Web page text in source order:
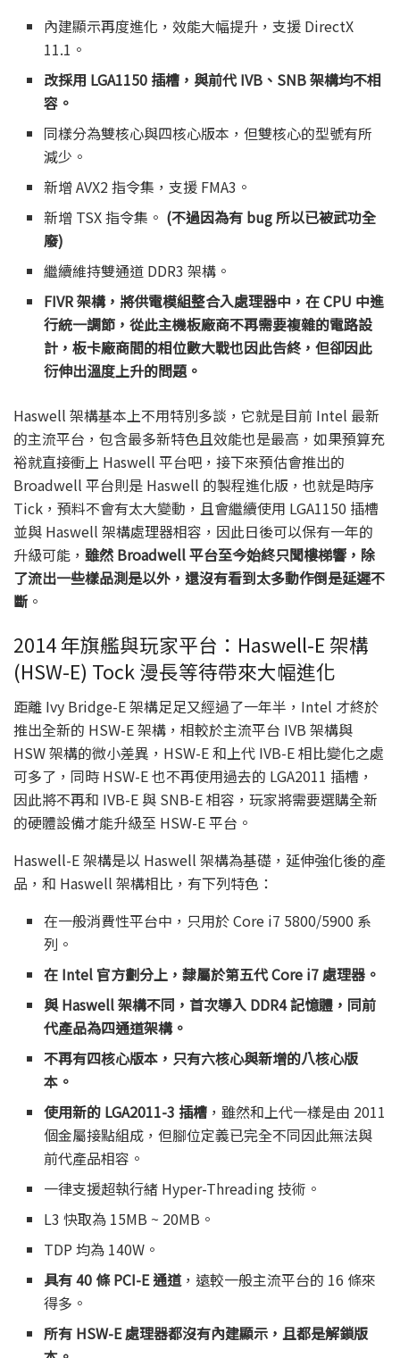
內建顯示再度進化，效能大幅提升，支援 DirectX
11.1。
改採用 LGA1150 插槽，與前代 IVB、SNB 架構均不相
容。
同樣分為雙核心與四核心版本，但雙核心的型號有所
減少。
新增 AVX2 指令集，支援 FMA3。
新增 TSX 指令集。 (不過因為有 bug 所以已被武功全
廢)
繼續維持雙通道 DDR3 架構。
FIVR 架構，將供電模組整合入處理器中，在 CPU 中進
行統一調節，從此主機板廠商不再需要複雜的電路設
計，板卡廠商間的相位數大戰也因此告終，但卻因此
衍伸出溫度上升的問題。
Haswell 架構基本上不用特別多談，它就是目前 Intel 最新
的主流平台，包含最多新特色且效能也是最高，如果預算充
裕就直接衝上 Haswell 平台吧，接下來預估會推出的
Broadwell 平台則是 Haswell 的製程進化版，也就是時序
Tick，預料不會有太大變動，且會繼續使用 LGA1150 插槽
並與 Haswell 架構處理器相容，因此日後可以保有一年的
升級可能， 雖然 Broadwell 平台至今始終只聞樓梯響，除
了流出一些樣品測是以外，還沒有看到太多動作倒是延遲不
斷 。
2014 年旗艦與玩家平台：Haswell-E 架構
(HSW-E) Tock 漫長等待帶來大幅進化
距離 Ivy Bridge-E 架構足足又經過了一年半，Intel 才終於
推出全新的 HSW-E 架構，相較於主流平台 IVB 架構與
HSW 架構的微小差異，HSW-E 和上代 IVB-E 相比變化之處
可多了，同時 HSW-E 也不再使用過去的 LGA2011 插槽，
因此將不再和 IVB-E 與 SNB-E 相容，玩家將需要選購全新
的硬體設備才能升級至 HSW-E 平台。
Haswell-E 架構是以 Haswell 架構為基礎，延伸強化後的產
品，和 Haswell 架構相比，有下列特色：
在一般消費性平台中，只用於 Core i7 5800/5900 系
列。
在 Intel 官方劃分上，隸屬於第五代 Core i7 處理器。
與 Haswell 架構不同，首次導入 DDR4 記憶體，同前
代產品為四通道架構。
不再有四核心版本，只有六核心與新增的八核心版
本。
使用新的 LGA2011-3 插槽 ，雖然和上代一樣是由 2011
個金屬接點組成，但腳位定義已完全不同因此無法與
前代產品相容。
一律支援超執行緒 Hyper-Threading 技術。
L3 快取為 15MB ~ 20MB。
TDP 均為 140W。
具有 40 條 PCI-E 通道，遠較一般主流平台的 16 條來
得多。
所有 HSW-E 處理器都沒有內建顯示，且都是解鎖版